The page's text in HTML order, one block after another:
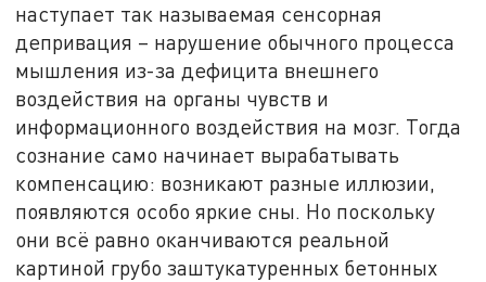
наступает так называемая сенсорная
депривaция – нарушение обычного процесса
мышления из-за дефицита внешнего
воздействия на органы чувств и
информационного воздействия на мозг. Тогда
сознание само начинает вырабатывать
компенсацию: возникают разные иллюзии,
появляются особо яркие сны. Но поскольку
они всё равно оканчиваются реальной
картиной грубо заштукатуренных бетонных